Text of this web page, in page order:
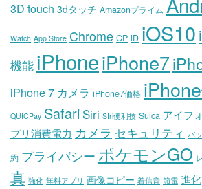
3D touch 3dタッチ Amazonプライム
Watch App Store Chrome CP iD iOS10
機能 iPhoneiPhone7
iPhone 7 カメラ iPhone7価格
QUICPay Safari Siri SIri便利技 Suica アイフ
プリ消費電力 カメラ セキュリティ バ
約 プライバシー ポケモンGO
真 強化 無料アプリ 画像コピー 着信音 節電 進化